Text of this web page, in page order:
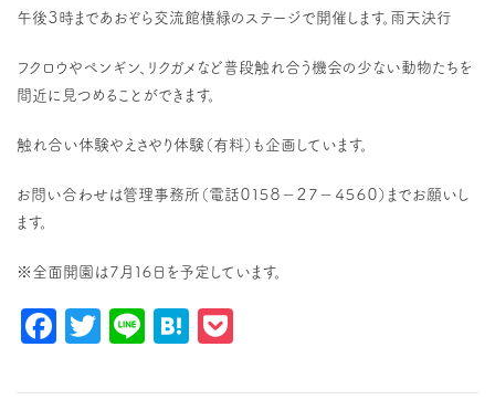
午後３時まであおぞら交流館横緑のステージで開催します。雨天決行
フクロウやペンギン、リクガメなど普段触れ合う機会の少ない動物たちを
間近に見つめることができます。
触れ合い体験やえさやり体験（有料）も企画しています。
お問い合わせは管理事務所（電話０１５８－２７－４５６０）までお願いし
ます。
※全面開園は７月１６日を予定しています。
Facebook
Twitter
LineHatena